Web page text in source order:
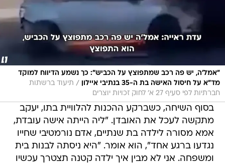
״אמל’ה, יש פה רכב שמתפוצץ על הכביש”: כך נשמע הדיווח למוקד
מד”א על חיסול האישה בת ה-35 בנתיבי איילון
/ תיעוד ברשתות
חברתיות לפי סעיף 27 א' לחוק זכויות יוצרים
בסוף השיחה, כשברקע ההכנות להלוויית בתו, יעקב
מתקשה לעכל את האובדן. "ליה הייתה אישה עובדת,
אמא מסורה לילדה בת שנתיים, אדם נורמטיבי שחייו
נגדעו ברגע אחד", הוא אומר. "היא ניסתה לבנות בית
ומשפחה. אני לא מבין איך ילדה קטנה תצטרך עכשיו